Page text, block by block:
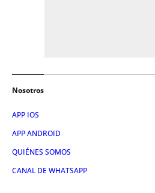
Nosotros
APP IOS
APP ANDROID
QUIÉNES SOMOS
CANAL DE WHATSAPP